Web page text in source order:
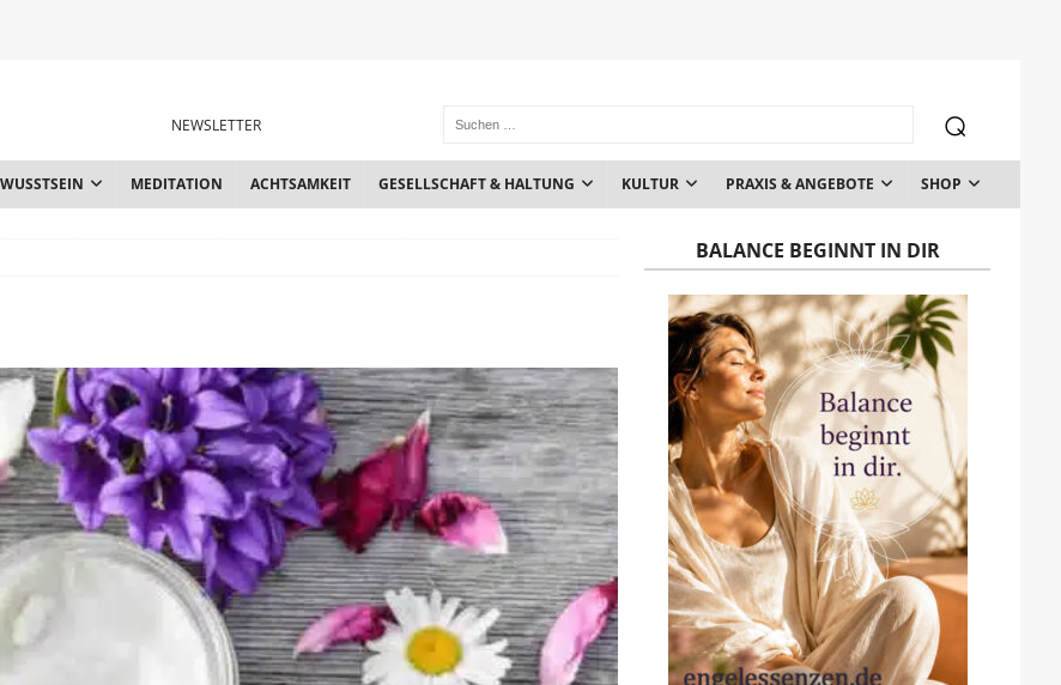
NEWSLETTER
MEDITATION ACHTSAMKEIT GESELLSCHAFT & HALTUNG KULTUR PRAXIS & ANGEBOTE SHOP
BALANCE BEGINNT IN DIR